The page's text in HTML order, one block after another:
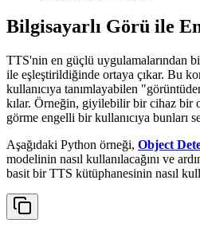
Bilgisayarlı Görü ile
TTS'nin en güçlü uygulamalarından
ile eşleştirildiğinde ortaya çıkar. Bu
kullanıcıya tanımlayabilen
kılar. Örneğin, giyilebilir bir cihaz bir
görme engelli bir kullanıcıya bunları
Aşağıdaki Python örneği, Object
modelinin nasıl kullanılacağını ve
basit bir TTS kütüphanesinin nasıl